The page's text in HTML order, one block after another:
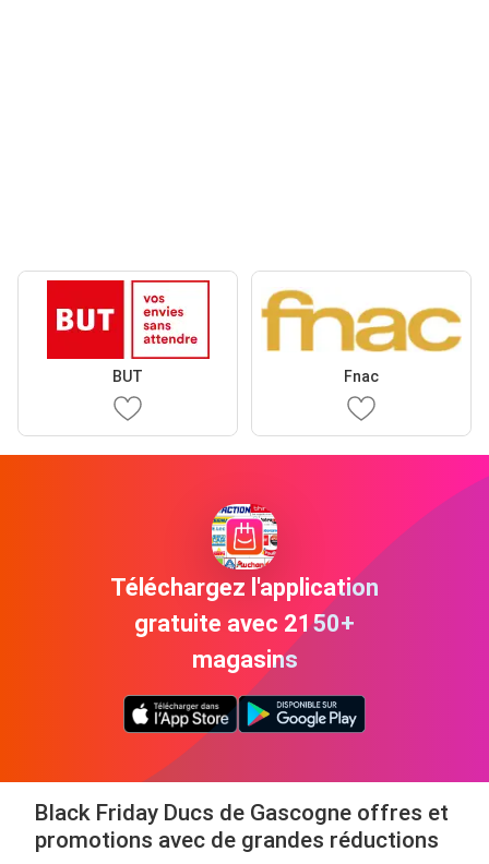
BUT Fnac
Téléchargez l'application
gratuite avec 2150+
magasins
Black Friday Ducs de Gascogne offres et
promotions avec de grandes réductions